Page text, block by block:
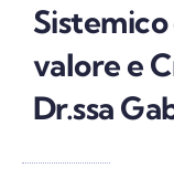
valore e
Dr.ssa